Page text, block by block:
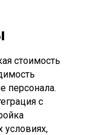
стоимость
персонала.
с